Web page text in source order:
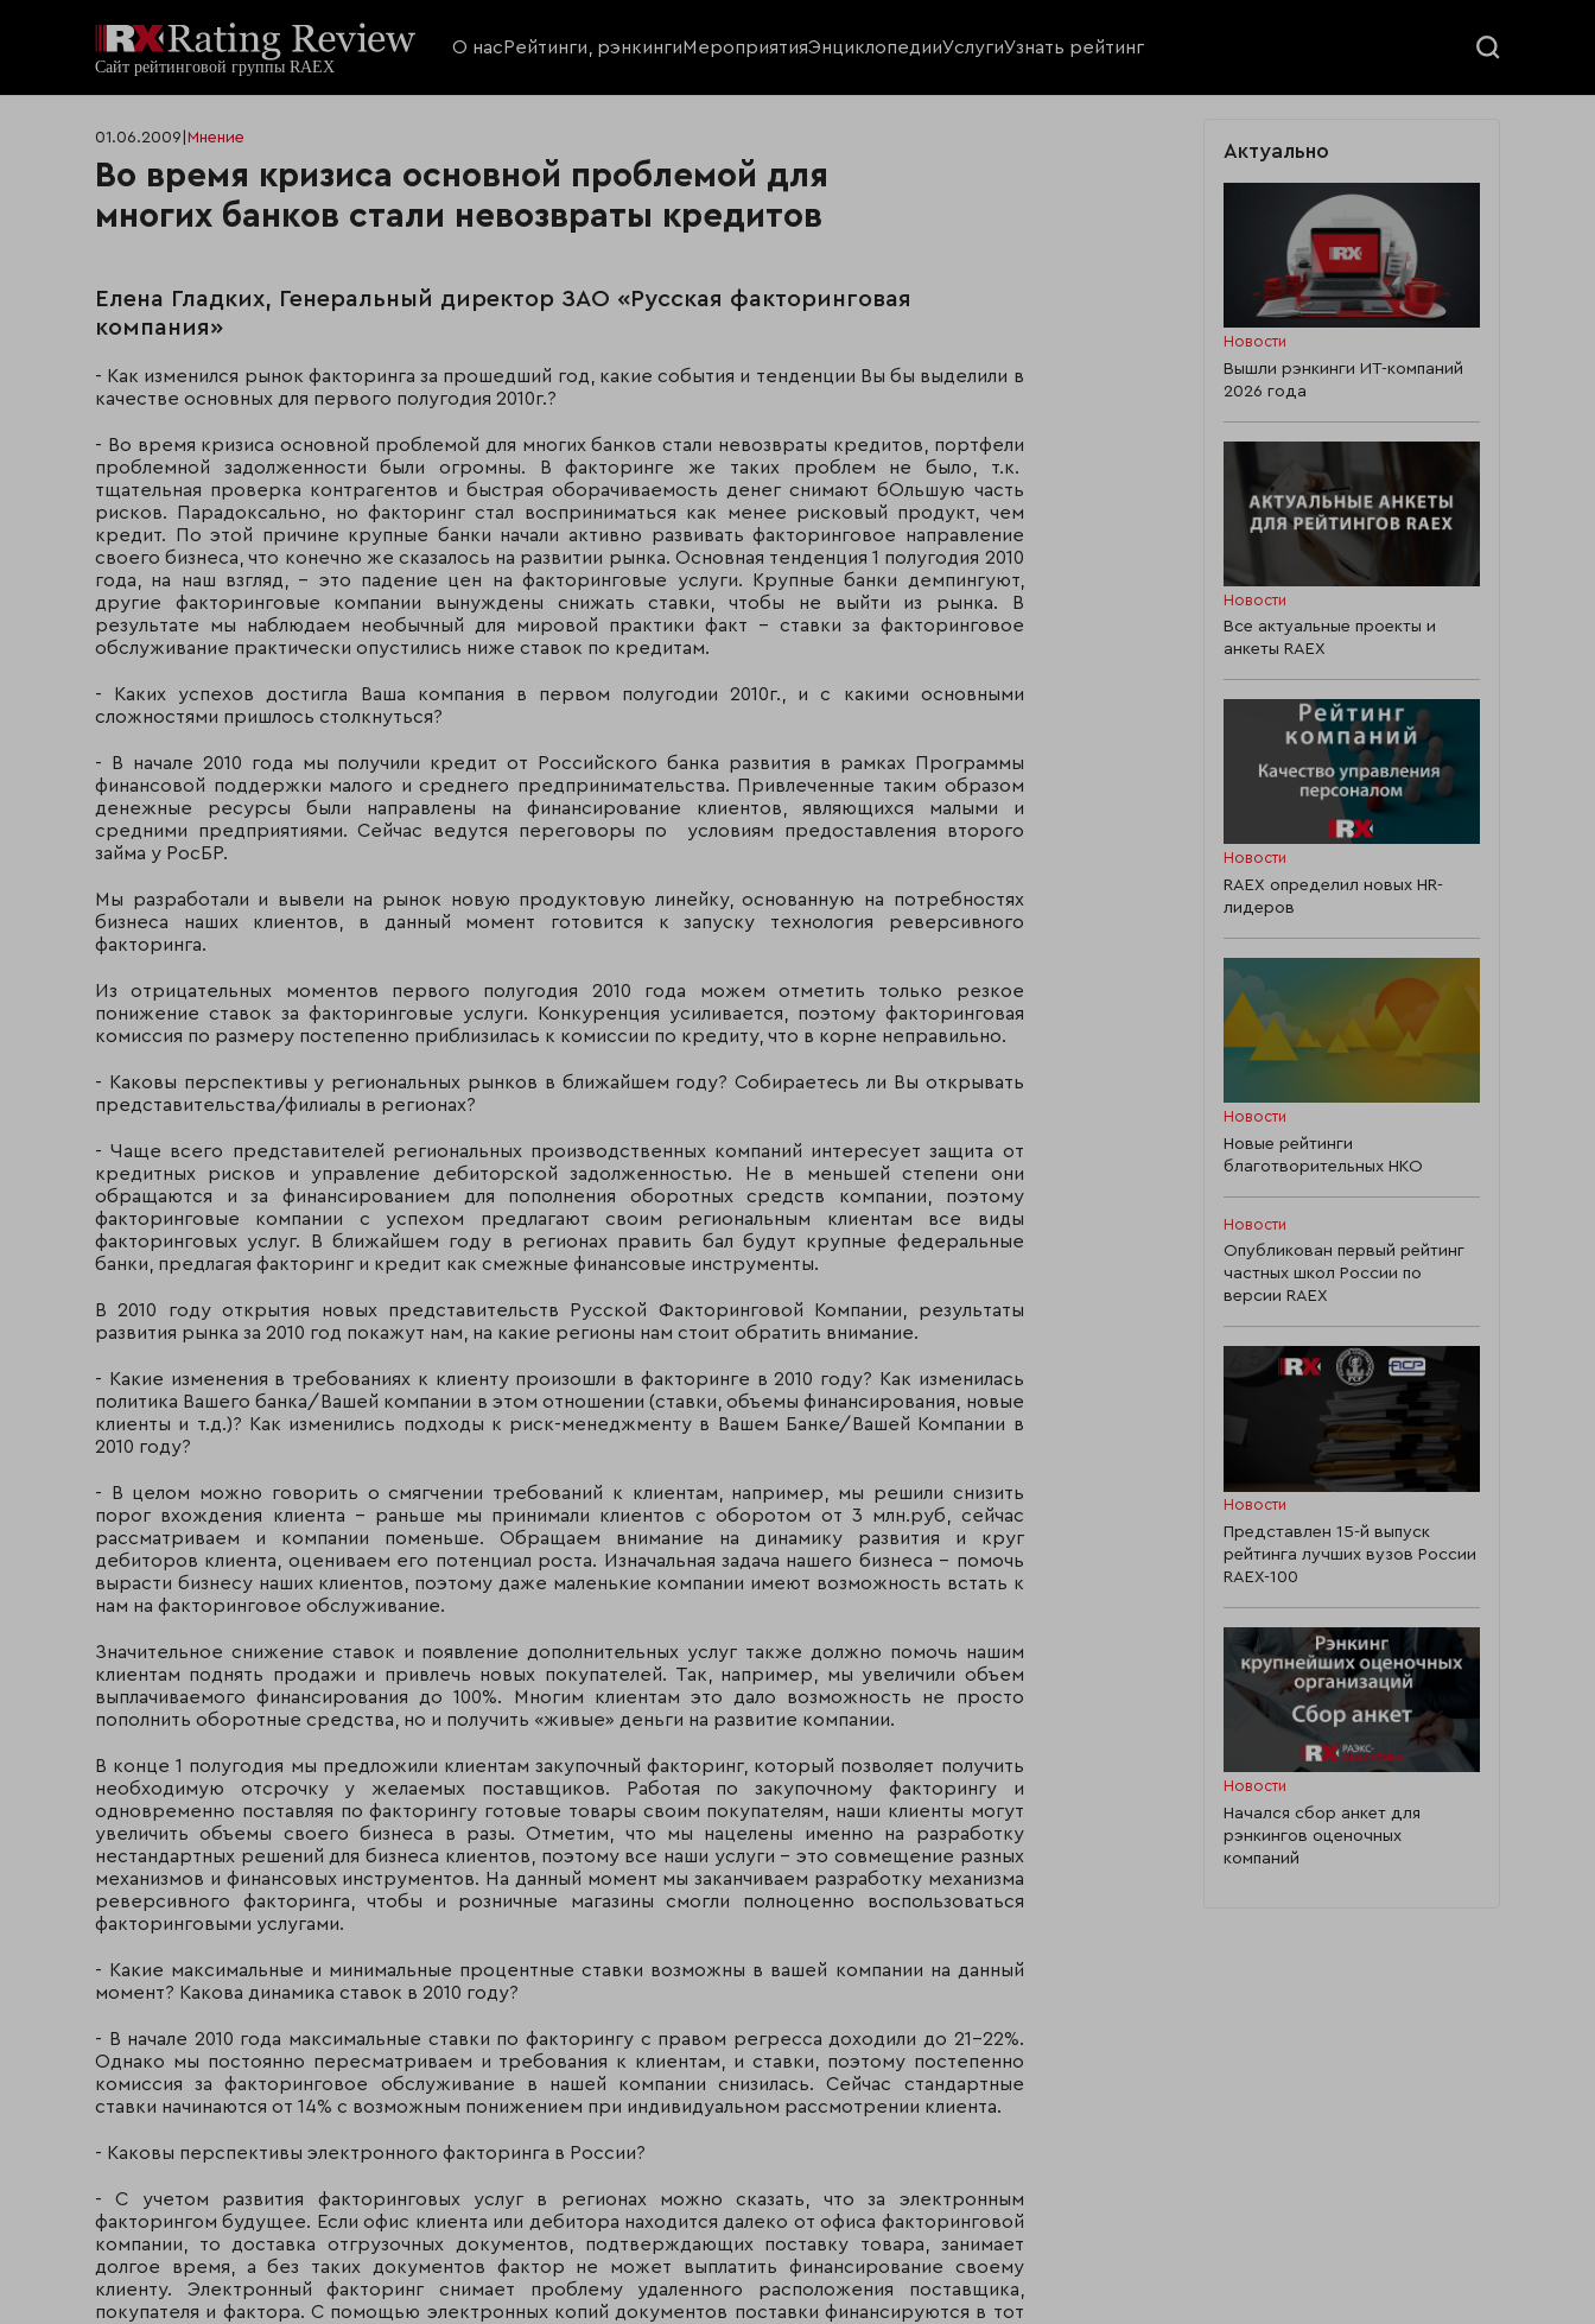
О нас Рейтинги, рэнкингиМероприятияЭнциклопедииУслугиУзнать рейтинг
01.06.2009 Мнение
Во время кризиса основной проблемой для
многих банков стали невозвраты кредитов
Елена Гладких, Генеральный директор ЗАО «Русская факторинговая
компания»
- Как изменился рынок факторинга за прошедший год, какие события и тенденции Вы бы выделили в
качестве основных для первого полугодия 2010г.?
- Во время кризиса основной проблемой для многих банков стали невозвраты кредитов, портфели
проблемной задолженности были огромны. В факторинге же таких проблем не было, т.к.
тщательная проверка контрагентов и быстрая оборачиваемость денег снимают бОльшую часть
рисков. Парадоксально, но факторинг стал восприниматься как менее рисковый продукт, чем
кредит. По этой причине крупные банки начали активно развивать факторинговое направление
своего бизнеса, что конечно же сказалось на развитии рынка. Основная тенденция 1 полугодия 2010
года, на наш взгляд, - это падение цен на факторинговые услуги. Крупные банки демпингуют,
другие факторинговые компании вынуждены снижать ставки, чтобы не выйти из рынка. В
результате мы наблюдаем необычный для мировой практики факт – ставки за факторинговое
обслуживание практически опустились ниже ставок по кредитам.
- Каких успехов достигла Ваша компания в первом полугодии 2010г., и с какими основными
сложностями пришлось столкнуться?
- В начале 2010 года мы получили кредит от Российского банка развития в рамках Программы
финансовой поддержки малого и среднего предпринимательства. Привлеченные таким образом
денежные ресурсы были направлены на финансирование клиентов, являющихся малыми и
средними предприятиями. Сейчас ведутся переговоры по условиям предоставления второго
займа у РосБР.
Мы разработали и вывели на рынок новую продуктовую линейку, основанную на потребностях
бизнеса наших клиентов, в данный момент готовится к запуску технология реверсивного
факторинга.
Из отрицательных моментов первого полугодия 2010 года можем отметить только резкое
понижение ставок за факторинговые услуги. Конкуренция усиливается, поэтому факторинговая
комиссия по размеру постепенно приблизилась к комиссии по кредиту, что в корне неправильно.
- Каковы перспективы у региональных рынков в ближайшем году? Собираетесь ли Вы открывать
представительства/филиалы в регионах?
- Чаще всего представителей региональных производственных компаний интересует защита от
кредитных рисков и управление дебиторской задолженностью. Не в меньшей степени они
обращаются и за финансированием для пополнения оборотных средств компании, поэтому
факторинговые компании с успехом предлагают своим региональным клиентам все виды
факторинговых услуг. В ближайшем году в регионах править бал будут крупные федеральные
банки, предлагая факторинг и кредит как смежные финансовые инструменты.
В 2010 году открытия новых представительств Русской Факторинговой Компании, результаты
развития рынка за 2010 год покажут нам, на какие регионы нам стоит обратить внимание.
- Какие изменения в требованиях к клиенту произошли в факторинге в 2010 году? Как изменилась
политика Вашего банка/Вашей компании в этом отношении (ставки, объемы финансирования, новые
клиенты и т.д.)? Как изменились подходы к риск-менеджменту в Вашем Банке/Вашей Компании в
2010 году?
- В целом можно говорить о смягчении требований к клиентам, например, мы решили снизить
порог вхождения клиента – раньше мы принимали клиентов с оборотом от 3 млн.руб, сейчас
рассматриваем и компании поменьше. Обращаем внимание на динамику развития и круг
дебиторов клиента, оцениваем его потенциал роста. Изначальная задача нашего бизнеса – помочь
вырасти бизнесу наших клиентов, поэтому даже маленькие компании имеют возможность встать к
нам на факторинговое обслуживание.
Значительное снижение ставок и появление дополнительных услуг также должно помочь нашим
клиентам поднять продажи и привлечь новых покупателей. Так, например, мы увеличили объем
выплачиваемого финансирования до 100%. Многим клиентам это дало возможность не просто
пополнить оборотные средства, но и получить «живые» деньги на развитие компании.
В конце 1 полугодия мы предложили клиентам закупочный факторинг, который позволяет получить
необходимую отсрочку у желаемых поставщиков. Работая по закупочному факторингу и
одновременно поставляя по факторингу готовые товары своим покупателям, наши клиенты могут
увеличить объемы своего бизнеса в разы. Отметим, что мы нацелены именно на разработку
нестандартных решений для бизнеса клиентов, поэтому все наши услуги – это совмещение разных
механизмов и финансовых инструментов. На данный момент мы заканчиваем разработку механизма
реверсивного факторинга, чтобы и розничные магазины смогли полноценно воспользоваться
факторинговыми услугами.
- Какие максимальные и минимальные процентные ставки возможны в вашей компании на данный
момент? Какова динамика ставок в 2010 году?
- В начале 2010 года максимальные ставки по факторингу с правом регресса доходили до 21-22%.
Однако мы постоянно пересматриваем и требования к клиентам, и ставки, поэтому постепенно
комиссия за факторинговое обслуживание в нашей компании снизилась. Сейчас стандартные
ставки начинаются от 14% с возможным понижением при индивидуальном рассмотрении клиента.
- Каковы перспективы электронного факторинга в России?
- С учетом развития факторинговых услуг в регионах можно сказать, что за электронным
факторингом будущее. Если офис клиента или дебитора находится далеко от офиса факторинговой
компании, то доставка отгрузочных документов, подтверждающих поставку товара, занимает
долгое время, а без таких документов фактор не может выплатить финансирование своему
клиенту. Электронный факторинг снимает проблему удаленного расположения поставщика,
покупателя и фактора. С помощью электронных копий документов поставки финансируются в тот
Актуально
Новости
Вышли рэнкинги ИТ-компаний
2026 года
Новости
Все актуальные проекты и
анкеты RAEX
Новости
RAEX определил новых HR-
лидеров
Новости
Новые рейтинги
благотворительных НКО
Новости
Опубликован первый рейтинг
частных школ России по
версии RAEX
Новости
Представлен 15-й выпуск
рейтинга лучших вузов России
RAEX-100
Новости
Начался сбор анкет для
рэнкингов оценочных
компаний